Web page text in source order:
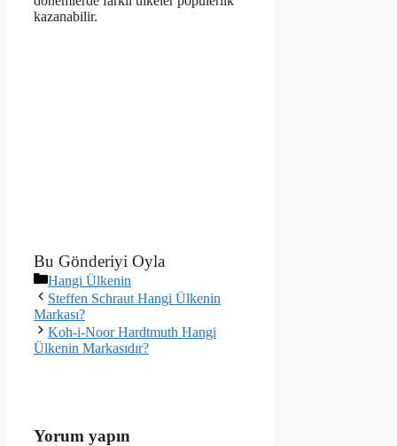
kazanabilir.
Bu Gönderiyi Oyla
Kategoriler
Hangi Ülkenin
Steffen Schraut Hangi Ülkenin
Markası?
Koh-i-Noor Hardtmuth Hangi
Ülkenin Markasıdır?
Yorum yapın